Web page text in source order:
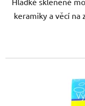
keramiky a věcí na